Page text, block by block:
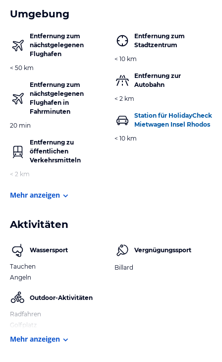
Umgebung
Entfernung zum
nächstgelegenen
Flughafen
< 50 km
Entfernung zum
nächstgelegenen
Flughafen in
Fahrminuten
20 min
Entfernung zu
öffentlichen
Verkehrsmitteln
< 2 km
Entfernung zum
Stadtzentrum
< 10 km
Entfernung zur
Autobahn
< 2 km
Station für HolidayCheck
Mietwagen Insel Rhodos
< 10 km
Mehr anzeigen
Aktivitäten
Wassersport
Tauchen
Angeln
Outdoor-Aktivitäten
Radfahren
Golfplatz
Vergnügungssport
Billard
Mehr anzeigen